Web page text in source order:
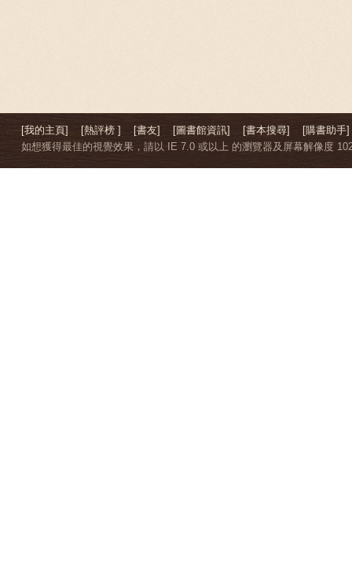
[我的主頁] [熱評榜 ] [書友] [圖書館資訊] [書本搜尋]
[購書助手]
如想獲得最佳的視覺效果，請以 IE 7.0 或以上 的瀏覽器及屏幕解像度